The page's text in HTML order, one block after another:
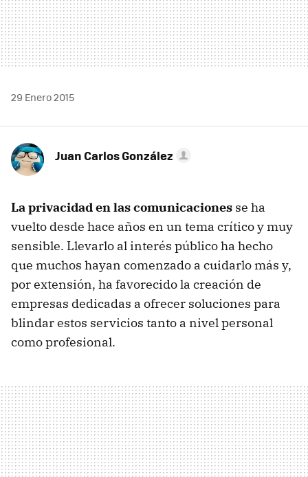
29 Enero 2015
Juan Carlos González
La privacidad en las comunicaciones se ha
vuelto desde hace años en un tema crítico y muy
sensible. Llevarlo al interés público ha hecho
que muchos hayan comenzado a cuidarlo más y,
por extensión, ha favorecido la creación de
empresas dedicadas a ofrecer soluciones para
blindar estos servicios tanto a nivel personal
como profesional.